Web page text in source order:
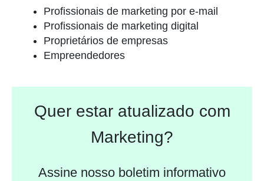
Profissionais de marketing por e-mail
Profissionais de marketing digital
Proprietários de empresas
Empreendedores
Quer estar atualizado com
Marketing?
Assine nosso boletim informativo